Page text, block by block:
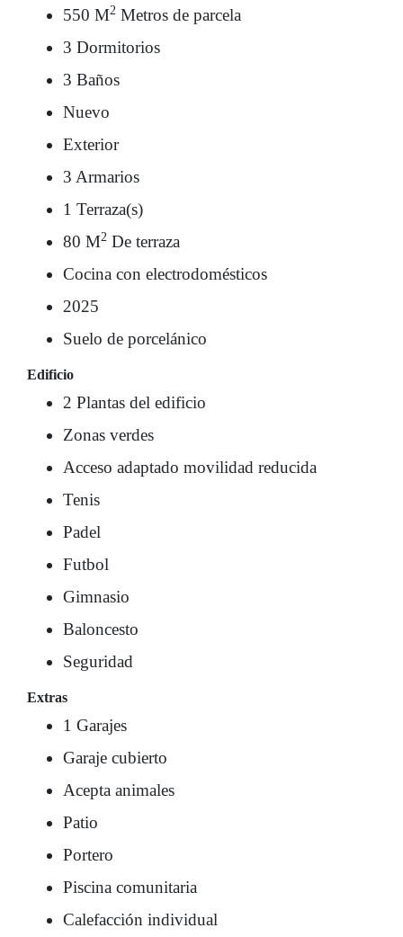
550 M2 Metros de parcela
3 Dormitorios
3 Baños
Nuevo
Exterior
3 Armarios
1 Terraza(s)
80 M2 De terraza
Cocina con electrodomésticos
2025
Suelo de porcelánico
Edificio
2 Plantas del edificio
Zonas verdes
Acceso adaptado movilidad reducida
Tenis
Padel
Futbol
Gimnasio
Baloncesto
Seguridad
Extras
1 Garajes
Garaje cubierto
Acepta animales
Patio
Portero
Piscina comunitaria
Calefacción individual